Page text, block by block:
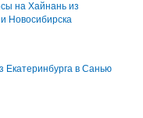
на Хайнань из
Новосибирска
Екатеринбурга в Санью